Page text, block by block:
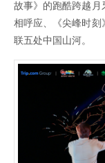
故事》的跑酷跨越月
相呼应、《尖峰时刻
联五处中国山河。